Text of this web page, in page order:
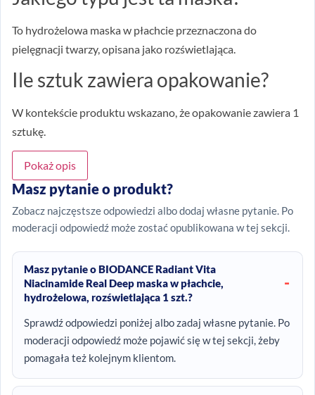
To hydrożelowa maska w płachcie przeznaczona do
pielęgnacji twarzy, opisana jako rozświetlająca.
Ile sztuk zawiera opakowanie?
W kontekście produktu wskazano, że opakowanie zawiera 1
sztukę.
Pokaż opis
Masz pytanie o produkt?
Zobacz najczęstsze odpowiedzi albo dodaj własne pytanie. Po
moderacji odpowiedź może zostać opublikowana w tej sekcji.
Masz pytanie o BIODANCE Radiant Vita
Niacinamide Real Deep maska w płachcie,
hydrożelowa, rozświetlająca 1 szt.?
Sprawdź odpowiedzi poniżej albo zadaj własne pytanie. Po
moderacji odpowiedź może pojawić się w tej sekcji, żeby
pomagała też kolejnym klientom.